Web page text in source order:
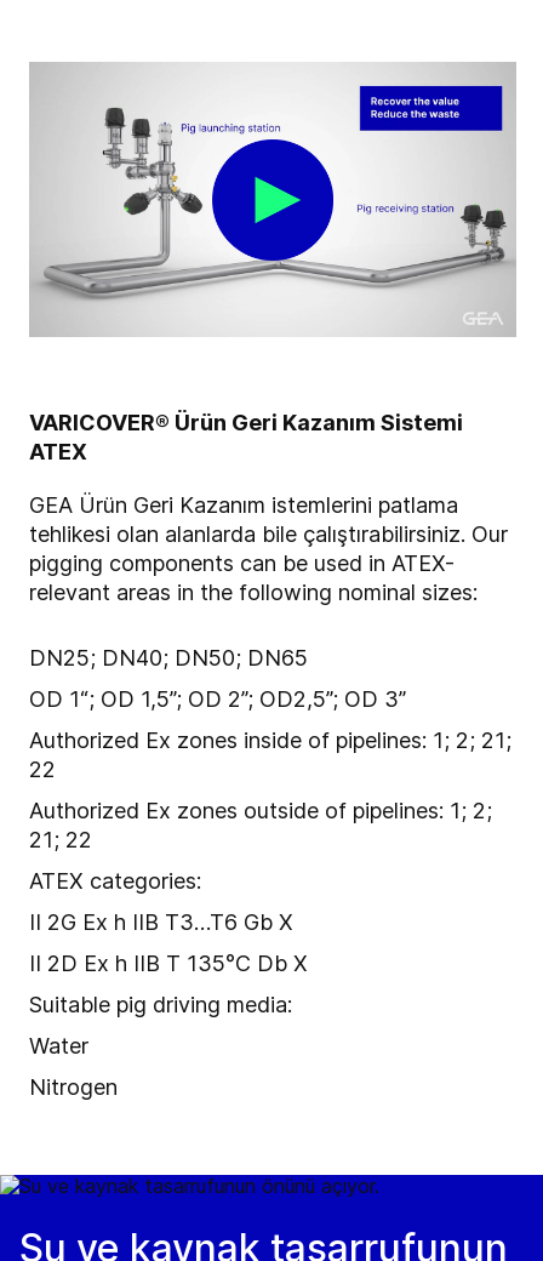
VARICOVER® Ürün Geri Kazanım Sistemi
ATEX
GEA Ürün Geri Kazanım istemlerini patlama
tehlikesi olan alanlarda bile çalıştırabilirsiniz. Our
pigging components can be used in ATEX-
relevant areas in the following nominal sizes:
DN25; DN40; DN50; DN65
OD 1“; OD 1,5”; OD 2”; OD2,5”; OD 3”
Authorized Ex zones inside of pipelines: 1; 2; 21;
22
Authorized Ex zones outside of pipelines: 1; 2;
21; 22
ATEX categories:
II 2G Ex h IIB T3…T6 Gb X
II 2D Ex h IIB T 135°C Db X
Suitable pig driving media:
Water
Nitrogen
Su ve kaynak tasarrufunun